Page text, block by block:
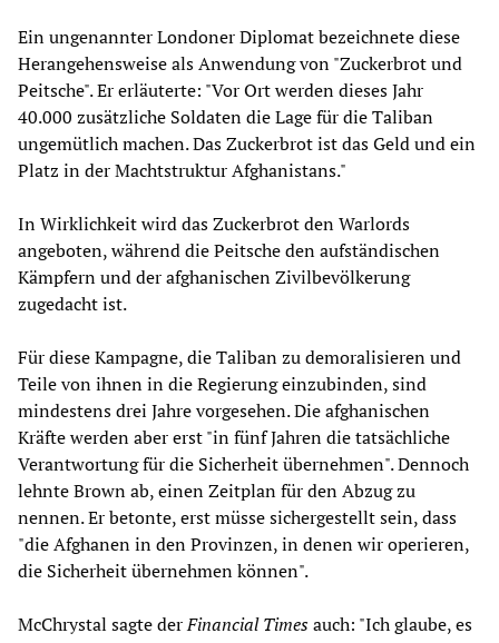
Ein ungenannter Londoner Diplomat bezeichnete diese
Herangehensweise als Anwendung von "Zuckerbrot und
Peitsche". Er erläuterte: "Vor Ort werden dieses Jahr
40.000 zusätzliche Soldaten die Lage für die Taliban
ungemütlich machen. Das Zuckerbrot ist das Geld und ein
Platz in der Machtstruktur Afghanistans."
In Wirklichkeit wird das Zuckerbrot den Warlords
angeboten, während die Peitsche den aufständischen
Kämpfern und der afghanischen Zivilbevölkerung
zugedacht ist.
Für diese Kampagne, die Taliban zu demoralisieren und
Teile von ihnen in die Regierung einzubinden, sind
mindestens drei Jahre vorgesehen. Die afghanischen
Kräfte werden aber erst "in fünf Jahren die tatsächliche
Verantwortung für die Sicherheit übernehmen". Dennoch
lehnte Brown ab, einen Zeitplan für den Abzug zu
nennen. Er betonte, erst müsse sichergestellt sein, dass
"die Afghanen in den Provinzen, in denen wir operieren,
die Sicherheit übernehmen können".
McChrystal sagte derFinancial Timesauch: "Ich glaube, es